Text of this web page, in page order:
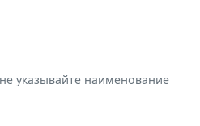
указывайте наименование